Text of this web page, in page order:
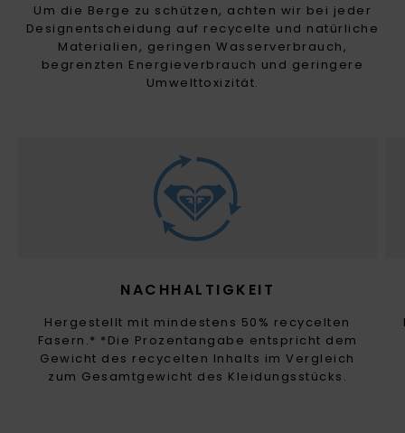
Um die Berge zu schützen, achten wir bei jeder
Designentscheidung auf recycelte und natürliche
Materialien, geringen Wasserverbrauch,
begrenzten Energieverbrauch und geringere
Umwelttoxizität.
NACHHALTIGKEIT
Hergestellt mit mindestens 50% recycelten
Fasern.* *Die Prozentangabe entspricht dem
Gewicht des recycelten Inhalts im Vergleich
zum Gesamtgewicht des Kleidungsstücks.